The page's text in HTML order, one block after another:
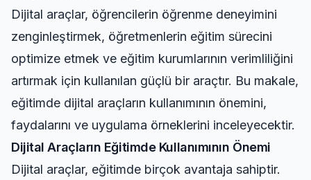
Dijital araçlar, öğrencilerin öğrenme deneyimini
zenginleştirmek, öğretmenlerin eğitim sürecini
optimize etmek ve eğitim kurumlarının verimliliğini
artırmak için kullanılan güçlü bir araçtır. Bu makale,
eğitimde dijital araçların kullanımının önemini,
faydalarını ve uygulama örneklerini inceleyecektir.
Dijital Araçların Eğitimde Kullanımının Önemi
Dijital araçlar, eğitimde birçok avantaja sahiptir.